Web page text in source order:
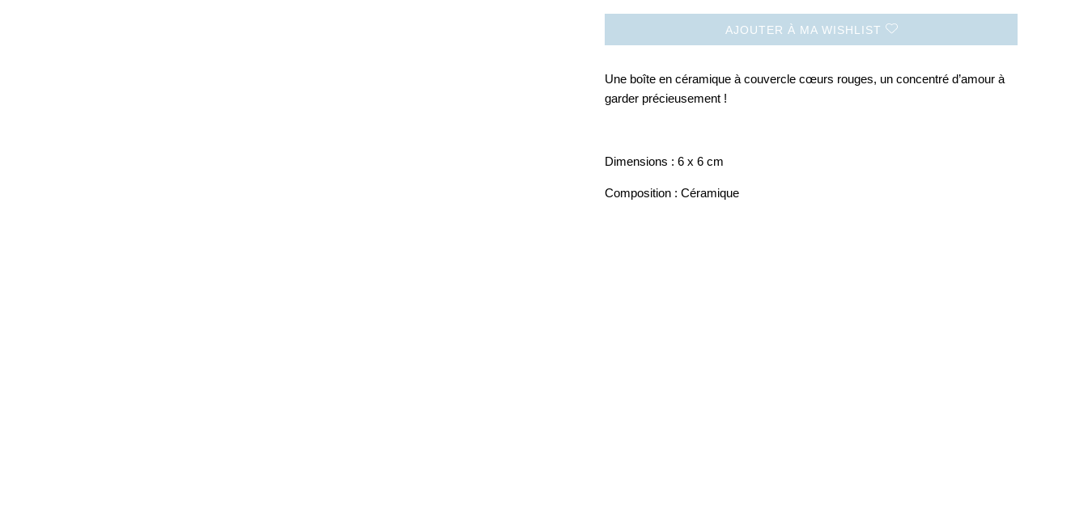
AJOUTER À MA WISHLIST
Une boîte en céramique à couvercle cœurs rouges, un concentré d’amour à
garder précieusement !
Dimensions : 6 x 6 cm
Composition : Céramique